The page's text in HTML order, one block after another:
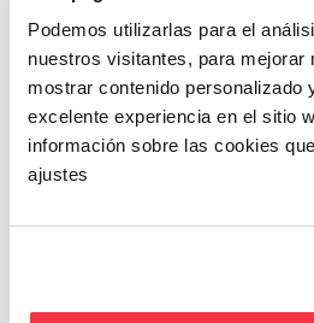
Podemos utilizarlas para el
nuestros visitantes, para mejorar
mostrar contenido personalizado
excelente experiencia en el sitio
información sobre las cookies
ajustes
Adelántate a